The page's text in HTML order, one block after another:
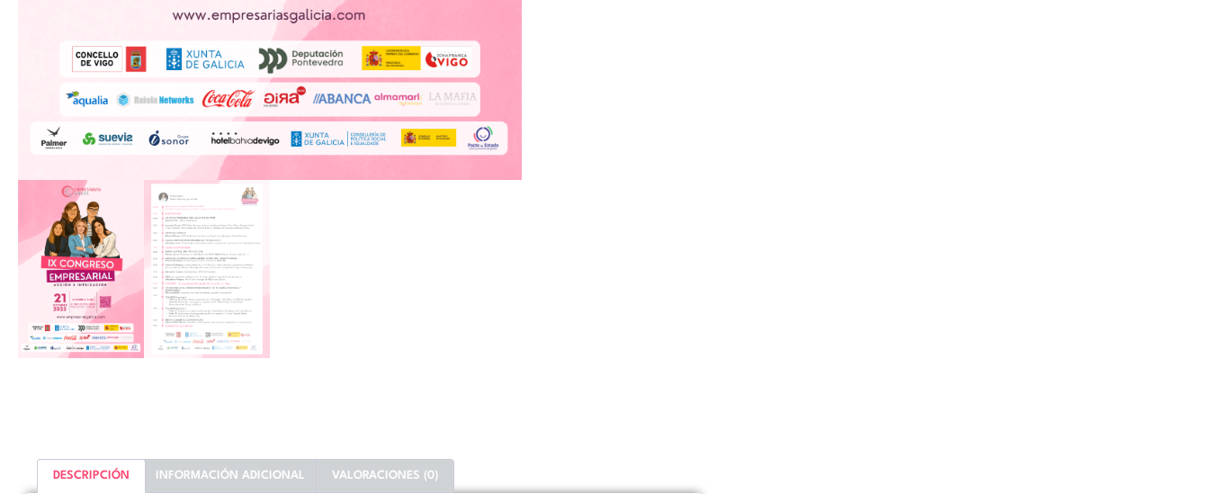
DESCRIPCIÓN INFORMACIÓN ADICIONAL VALORACIONES (0)